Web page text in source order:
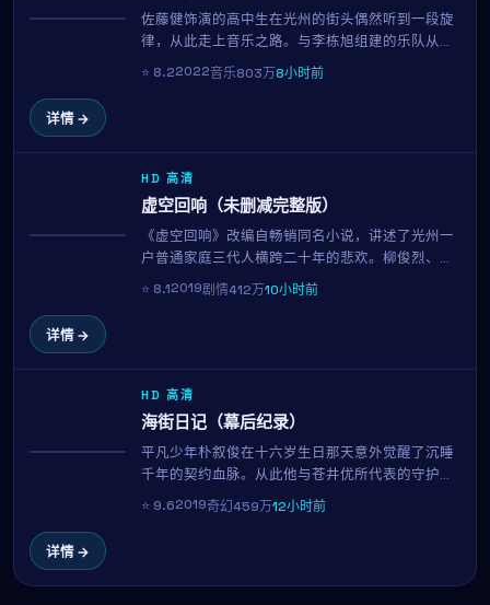
佐藤健饰演的高中生在光州的街头偶然听到一段旋
律，从此走上音乐之路。与李栋旭组建的乐队从无
人问津到登上 Budokan，每一首原创歌曲都成为青
春的注脚。延尚昊用近乎纪录片的真实感，献给所
⭐ 8.22022音乐803万8小时前
详情 →
HD 高清
虚空回响（未删减完整版）
《虚空回响》改编自畅销同名小说，讲述了光州一
户普通家庭三代人横跨二十年的悲欢。柳俊烈、朴
信惠、韩素希三位实力派演员贡献了教科书级表
演。滨口龙介用平实的镜头记录时代变迁中的小人
⭐ 8.12019剧情412万10小时前
详情 →
HD 高清
海街日记（幕后纪录）
平凡少年朴叙俊在十六岁生日那天意外觉醒了沉睡
千年的契约血脉。从此他与苍井优所代表的守护者
一同踏上寻找"九界之钥"的旅程。中岛哲也打造的
奇幻世界宏大而细腻，是2019年最具想象力的银幕
⭐ 9.62019奇幻459万12小时前
详情 →